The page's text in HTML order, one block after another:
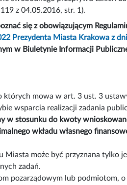
z 04.05.2016, str. 1).
się z obowiązującym
Prezydenta Miasta Krakowa z
w Biuletynie Informacji
mowa w art. 3 ust. 3
wsparcia realizacji zadania
w stosunku do kwoty
wkładu własnego
może być przyznana tylko
zadań.
pozarządowym lub podmiotom,